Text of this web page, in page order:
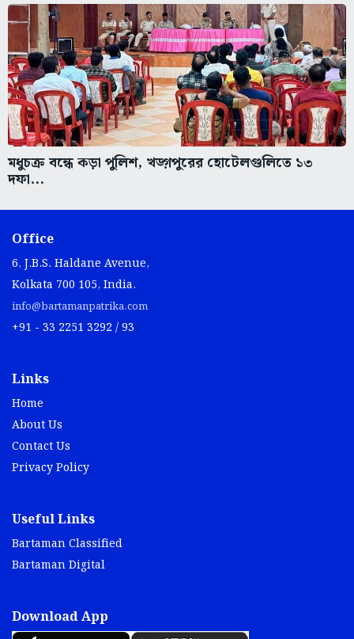
মধুচক্র বন্ধে কড়া পুলিশ, খড়্গপুরের হোটেলগুলিতে ১৩
দফা...
Office
6, J.B.S. Haldane Avenue,
Kolkata 700 105, India.
info@bartamanpatrika.com
+91 - 33 2251 3292 / 93
Links
Home
About Us
Contact Us
Privacy Policy
Useful Links
Bartaman Classified
Bartaman Digital
Download App